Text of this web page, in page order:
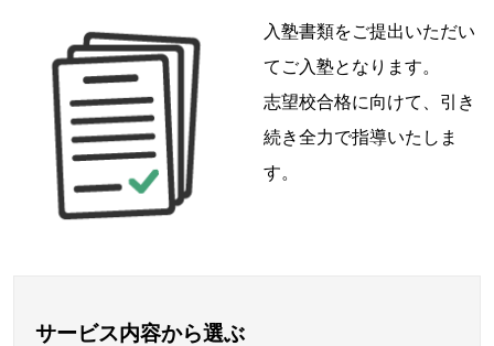
入塾書類をご提出いただい
てご入塾となります。
志望校合格に向けて、引き
続き全力で指導いたしま
す。
サービス内容から選ぶ